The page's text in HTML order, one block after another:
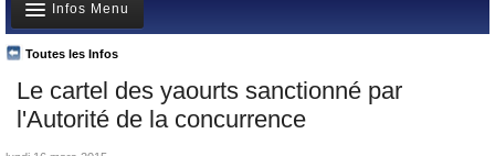
Infos
Gouvernement
Ministères/Directions
Blog
Le cartel des yaourts sanctionné par
l'Autorité de la concurrence
Toutes les Infos
Infos Menu
A la Une
Polémiques